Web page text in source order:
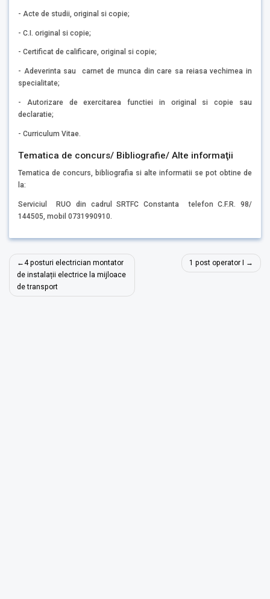
- Acte de studii, original si copie;
- C.I. original si copie;
- Certificat de calificare, original si copie;
- Adeverinta sau carnet de munca din care sa reiasa vechimea in
specialitate;
- Autorizare de exercitarea functiei in original si copie sau
declaratie;
- Curriculum Vitae.
Tematica de concurs/ Bibliografie/ Alte informaţii
Tematica de concurs, bibliografia si alte informatii se pot obtine de
la:
Serviciul RUO din cadrul SRTFC Constanta telefon C.F.R. 98/
144505, mobil 0731990910.
Navigare
în
articole
4 posturi electrician montator
de instalații electrice la mijloace
de transport
1 post operator I